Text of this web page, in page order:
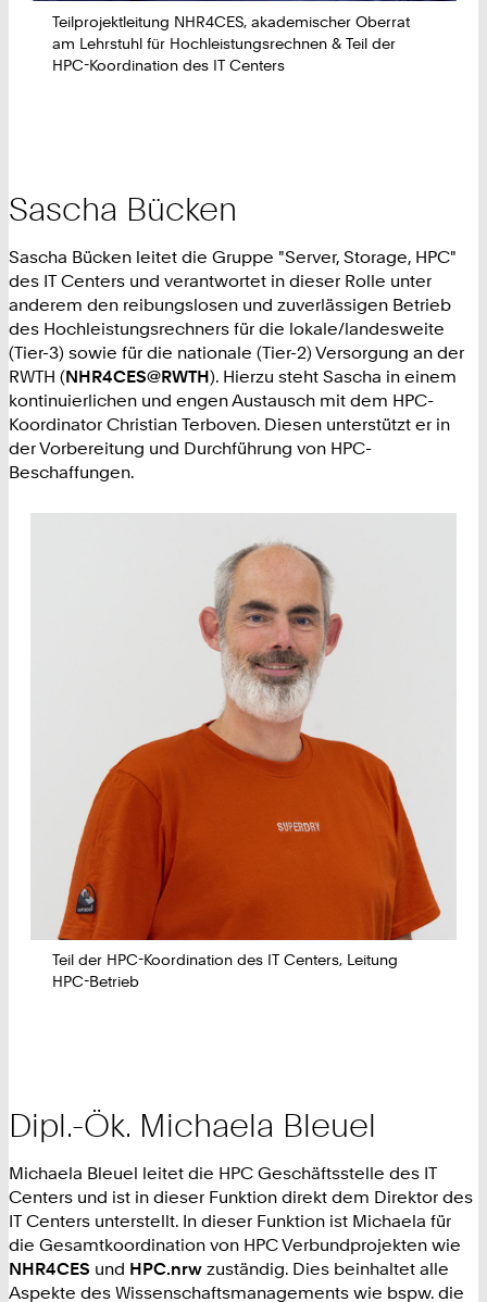
Teilprojektleitung NHR4CES, akademischer Oberrat
am Lehrstuhl für Hochleistungsrechnen & Teil der
HPC-Koordination des IT Centers
Sascha Bücken
Sascha Bücken leitet die Gruppe "Server, Storage, HPC"
des IT Centers und verantwortet in dieser Rolle unter
anderem den reibungslosen und zuverlässigen Betrieb
des Hochleistungsrechners für die lokale/landesweite
(Tier-3) sowie für die nationale (Tier-2) Versorgung an der
RWTH (NHR4CES@RWTH). Hierzu steht Sascha in einem
kontinuierlichen und engen Austausch mit dem HPC-
Koordinator Christian Terboven. Diesen unterstützt er in
der Vorbereitung und Durchführung von HPC-
Beschaffungen.
Teil der HPC-Koordination des IT Centers, Leitung
HPC-Betrieb
Dipl.-Ök. Michaela Bleuel
Michaela Bleuel leitet die HPC Geschäftsstelle des IT
Centers und ist in dieser Funktion direkt dem Direktor des
IT Centers unterstellt. In dieser Funktion ist Michaela für
die Gesamtkoordination von HPC Verbundprojekten wie
NHR4CES und HPC.nrw zuständig. Dies beinhaltet alle
Aspekte des Wissenschaftsmanagements wie bspw. die